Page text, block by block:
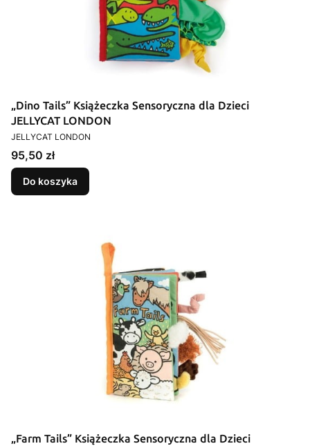
„Dino Tails” Książeczka Sensoryczna dla Dzieci
JELLYCAT LONDON
PRODUCENT
JELLYCAT LONDON
Cena
95,50 zł
Do koszyka
„Farm Tails” Książeczka Sensoryczna dla Dzieci